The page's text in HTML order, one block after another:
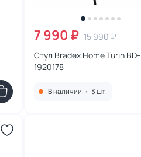
7 990 ₽ 15 990 ₽
Стул Bradex Home Turin BD-
1920178
В наличии • 3 шт.